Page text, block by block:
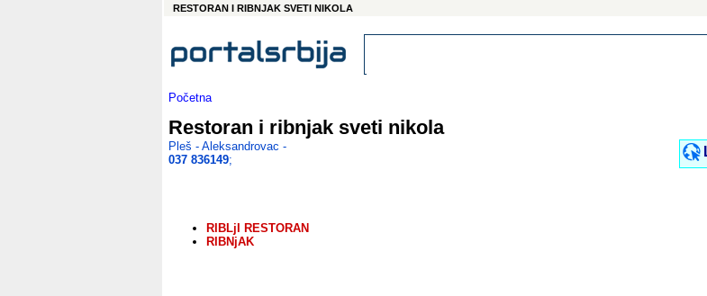
RESTORAN I RIBNJAK SVETI NIKOLA
Početna
Restoran i ribnjak sveti nikola
RIBLjI RESTORAN
RIBNjAK
Pleš - Aleksandrovac -
037 836149;